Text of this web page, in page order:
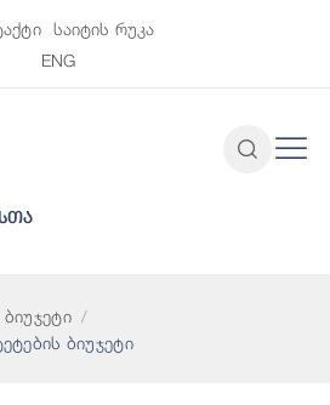
საიტის რუკა
ENG
ბიუჯეტი
ბიუჯეტი